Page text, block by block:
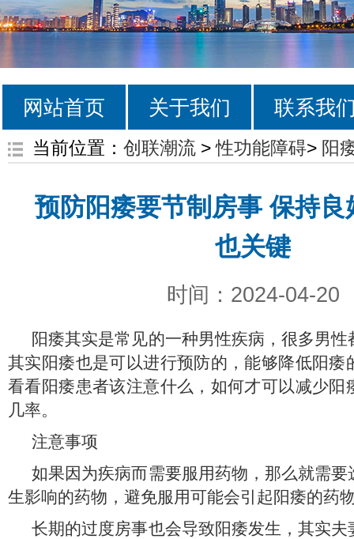
网站首页 关于我们 联系我
当前位置： 创联潮流>性功能障碍> 阳
预防阳痿要节制房事 保持良
也关键
时间：2024-04-20
阳痿其实是常见的一种男性疾病，很多男
其实阳痿也是可以进行预防的，能够降低阳痿
看看阳痿患者该注意什么，如何才可以减少阳
几率。
注意事项
如果因为疾病而需要服用药物，那么就需
生影响的药物，避免服用可能会引起阳痿的药
长期的过度房事也会导致阳痿发生，其实